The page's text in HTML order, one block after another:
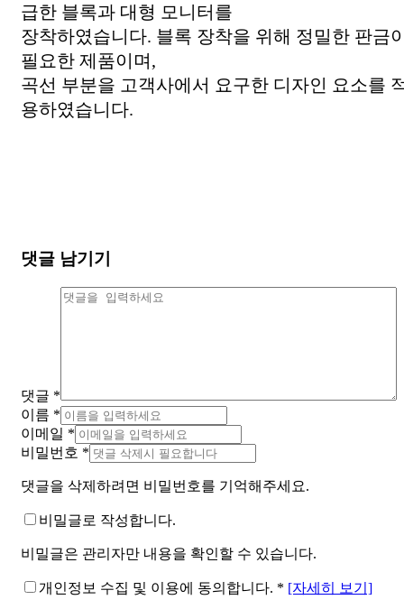
급한 블록과 대형 모니터를
장착하였습니다. 블록 장착을 위해 정밀한 판금
필요한 제품이며,
곡선 부분을 고객사에서 요구한 디자인 요소를
용하였습니다.
댓글 남기기
댓글 *
이름 *
이메일 *
비밀번호 *
댓글을 삭제하려면 비밀번호를 기억해주세요.
비밀글로 작성합니다.
비밀글은 관리자만 내용을 확인할 수 있습니다.
개인정보 수집 및 이용에 동의합니다. * [자세히 보기]